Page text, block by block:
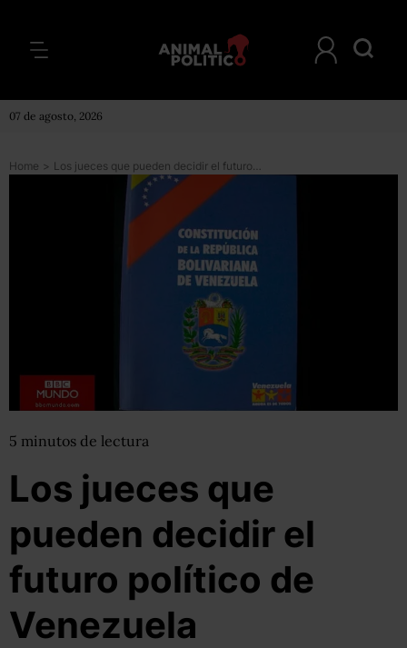
07 de agosto, 2026
Home > Los jueces que pueden decidir el futuro político de Venezuela
5 minutos de lectura
Los jueces que
pueden decidir el
futuro político de
Venezuela